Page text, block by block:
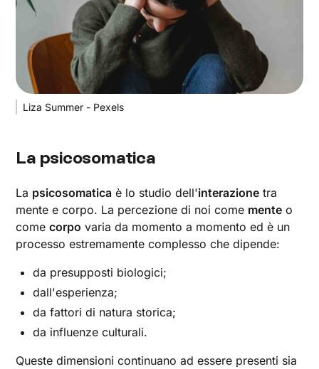
Liza Summer - Pexels
La psicosomatica
La psicosomatica è lo studio dell'interazione tra
mente e corpo. La percezione di noi come mente o
comecorpo varia da momento a momento ed è un
processo estremamente complesso che dipende:
da presupposti biologici;
dall'esperienza;
da fattori di natura storica;
da influenze culturali.
Queste dimensioni continuano ad essere presenti sia